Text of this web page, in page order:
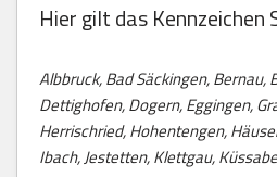
Hier gilt das Kennzeichen
Albbruck, Bad Säckingen, Bernau,
Dettighofen, Dogern, Eggingen,
Herrischried, Hohentengen,
Ibach, Jestetten, Klettgau,